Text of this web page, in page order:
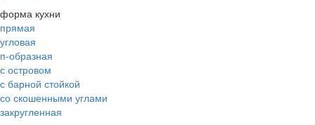
форма кухни
прямая
угловая
п-образная
с островом
с барной стойкой
со скошенными углами
закругленная